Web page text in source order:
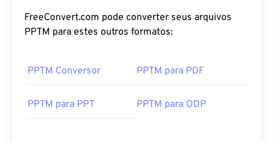
FreeConvert.com pode converter seus arquivos
PPTM para estes outros formatos:
PPTM Conversor PPTM para PDF
PPTM para PPT PPTM para ODP